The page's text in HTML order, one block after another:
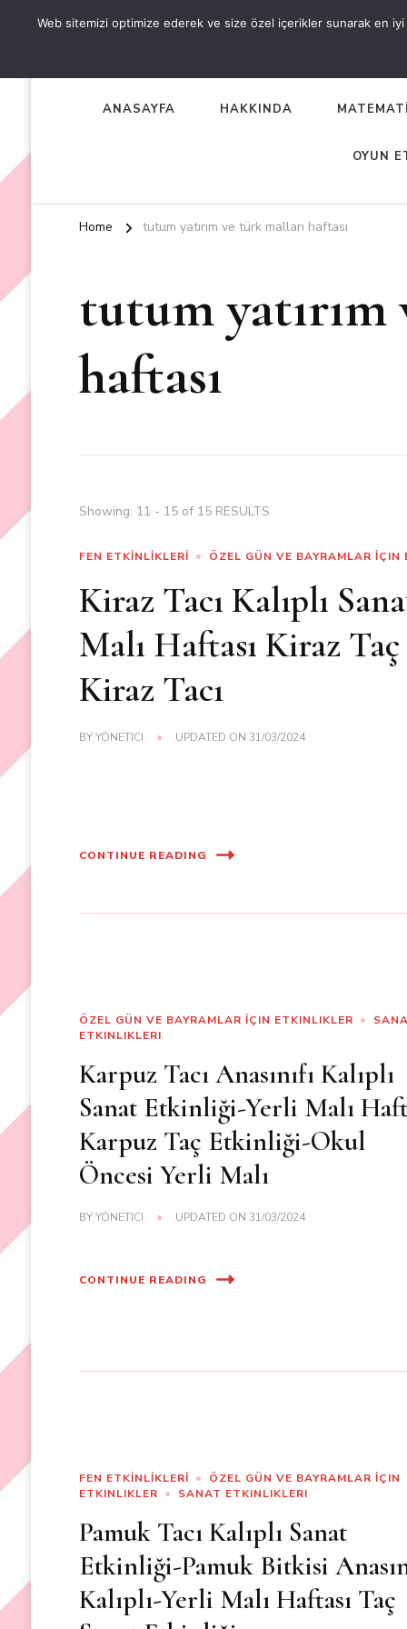
OKUL ÖNCESİ
ANASAYFA HAKKINDA
OYUN
Home tutum yatırım ve türk malları haftası
tutum
haftası
Showing: 11 - 15 of 15 RESULTS
FEN ETKİNLİKLERİ ÖZEL GÜN VE BAYRAMLAR İÇIN
Kiraz Tacı Kalıplı
Malı Haftası Kiraz
Kiraz Tacı
BYYÖNETICI UPDATED ON 31/03/2024
CONTINUE READING
ÖZEL GÜN VE BAYRAMLAR İÇIN ETKINLIKLER
ETKINLIKLERI
Karpuz Tacı Anasınıfı Kalıplı
Sanat Etkinliği-Yerli Malı
Karpuz Taç Etkinliği-Okul
Öncesi Yerli Malı
BYYÖNETICI UPDATED ON 31/03/2024
CONTINUE READING
FEN ETKİNLİKLERİ
ÖZEL GÜN VE BAYRAMLAR İÇIN
ETKINLIKLER
SANAT ETKINLIKLERI
Pamuk Tacı Kalıplı Sanat
Etkinliği-Pamuk Bitkisi
Kalıplı-Yerli Malı Haftası Taç
Web sitemizi optimize ederek ve size özel içerikler sunarak en iyi